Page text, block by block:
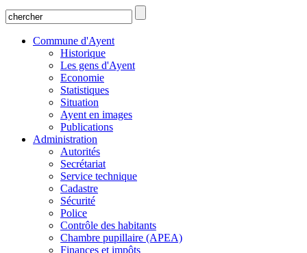
Commune d'Ayent
Historique
Les gens d'Ayent
Economie
Statistiques
Situation
Ayent en images
Publications
Administration
Autorités
Secrétariat
Service technique
Cadastre
Sécurité
Police
Contrôle des habitants
Chambre pupillaire (APEA)
Finances et impôts